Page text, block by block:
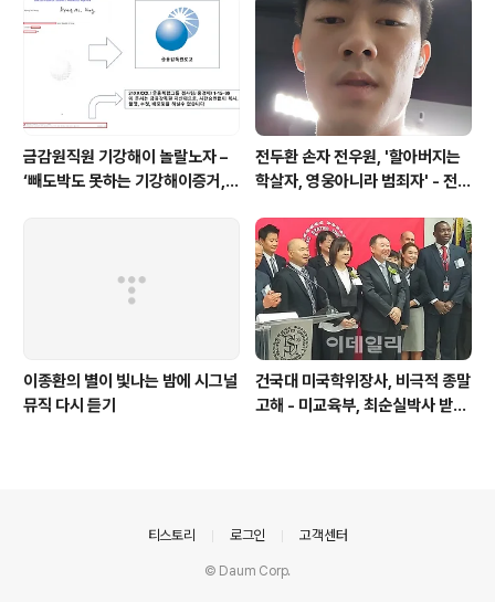
금감원직원 기강해이 놀랄노자 –
‘빼도박도 못하는 기강해이증거,
전두환 손자 전우원, '할아버지는
학살자, 영웅아니라 범죄자' - 전재
이종환의 별이 빛나는 밤에 시그널
뮤직 다시 듣기
건국대 미국학위장사, 비극적 종말
고해 - 미교육부, 최순실박사 받은
티스토리 로그인 고객센터
© Daum Corp.